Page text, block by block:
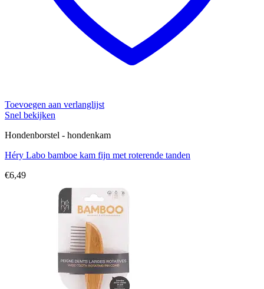
Toevoegen aan verlanglijst
Snel bekijken
Hondenborstel - hondenkam
Héry Labo bamboe kam fijn met roterende tanden
€6,49